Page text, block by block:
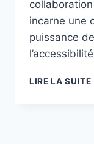
incarne une
puissance
LIRE LA SUITE